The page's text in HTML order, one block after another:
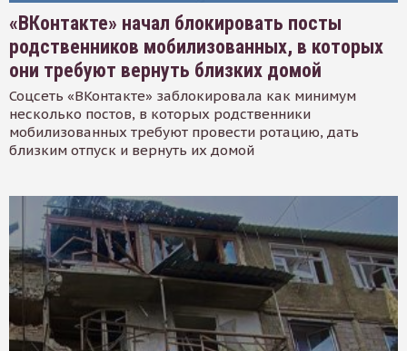
«ВКонтакте» начал блокировать посты
родственников мобилизованных, в которых
они требуют вернуть близких домой
Соцсеть «ВКонтакте» заблокировала как минимум
несколько постов, в которых родственники
мобилизованных требуют провести ротацию, дать
близким отпуск и вернуть их домой